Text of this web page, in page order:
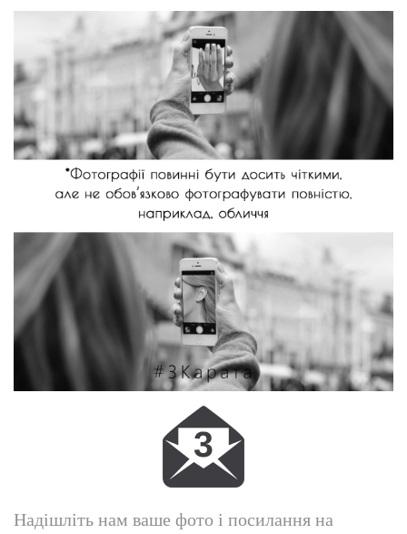
Надішліть нам ваше фото і посилання на